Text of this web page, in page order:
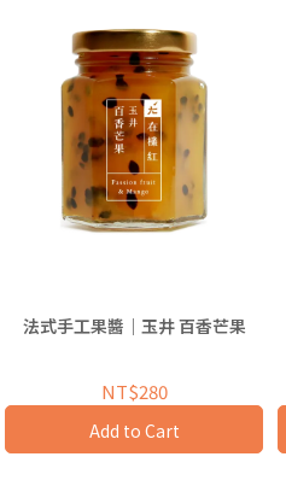
法式手工果醬｜玉井 百香芒果
NT$280
Add to Cart